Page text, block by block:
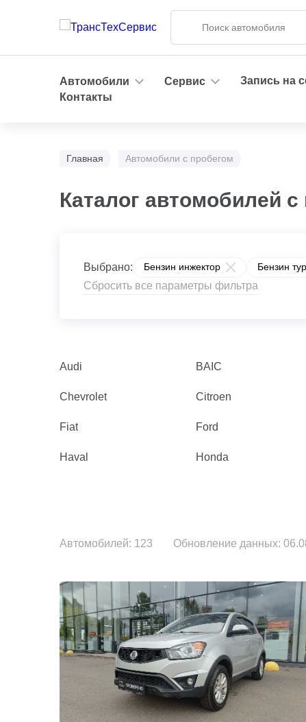
Автомобили Сервис Запись на
Контакты
Главная Автомобили с пробегом
Каталог автомобилей
Выбрано: Бензин инжектор Бензин
Сбросить все параметры фильтра
Audi BAIC
Chevrolet Citroen
Fiat Ford
Haval Honda
Автомобилей: 123 Обновление данных: